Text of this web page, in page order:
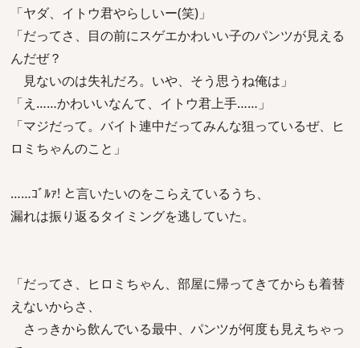
「ヤダ、イトウ君やらしいー(笑)」
「だってさ、目の前にスゲエかわいい子のパンツが見える
んだぜ？
見ないのは失礼だろ。いや、そう思うね俺は」
「え……かわいいなんて、イトウ君上手……」
「マジだって。バイト連中だってみんな狙っているぜ、ヒ
ロミちゃんのこと」
……ｺﾞﾙｧ! と言いたいのをこらえているうち、
漏れは振り返るタイミングを逃していた。
「だってさ、ヒロミちゃん、部屋に帰ってきてからも着替
えないからさ、
さっきから飲んでいる最中、パンツが何度も見えちゃっ